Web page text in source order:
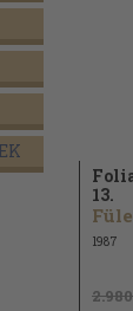
13.
1987